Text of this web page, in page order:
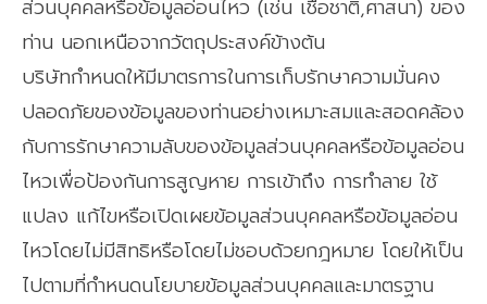
ส่วนบุคคลหรือข้อมูลอ่อนไหว (เช่น เชื้อชาติ,ศาสนา) ของ
ท่าน นอกเหนือจากวัตถุประสงค์ข้างต้น
บริษัทกำหนดให้มีมาตรการในการเก็บรักษาความมั่นคง
ปลอดภัยของข้อมูลของท่านอย่างเหมาะสมและสอดคล้อง
กับการรักษาความลับของข้อมูลส่วนบุคคลหรือข้อมูลอ่อน
ไหวเพื่อป้องกันการสูญหาย การเข้าถึง การทำลาย ใช้
แปลง แก้ไขหรือเปิดเผยข้อมูลส่วนบุคคลหรือข้อมูลอ่อน
ไหวโดยไม่มีสิทธิหรือโดยไม่ชอบด้วยกฎหมาย โดยให้เป็น
ไปตามที่กำหนดนโยบายข้อมูลส่วนบุคคลและมาตรฐาน